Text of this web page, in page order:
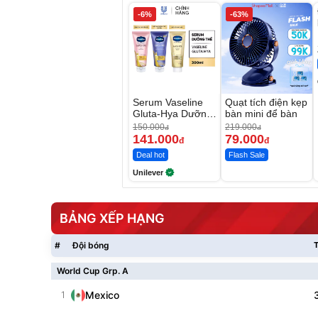
-6%
Serum Vaseline
Gluta-Hya Dưỡng
Da Sáng Mịn Sau
7 Ngày
150.000đ
141.000đ
Deal hot
Unilever
-63%
Quạt tích điện kẹp
bàn mini để bàn
219.000đ
79.000đ
Flash Sale
BẢNG XẾP HẠNG
# Đội bóng
World Cup Grp. A
1 Mexico